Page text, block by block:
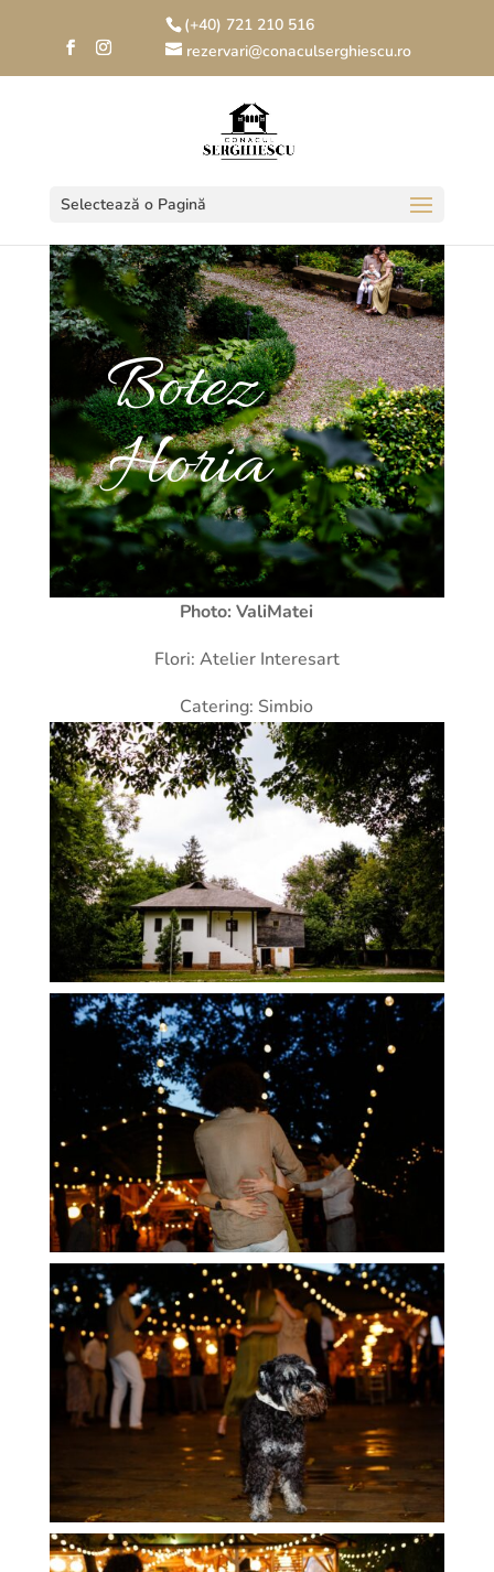
(+40) 721 210 516
rezervari@conaculserghiescu.ro
Selectează o Pagină
Botez
Horia
Photo: ValiMatei
Flori: Atelier Interesart
Catering: Simbio